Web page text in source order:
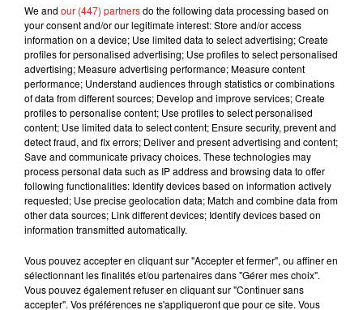
normalement, nous devons démarrer début 2020", a confié
l'actrice française au journalMidi Libre. Si la comédienne n'a
donné aucune autre information supplémentaire quant à ce
nouveau projet télévisuel, les fans deGame of Thrones
pourront enfin retrouver Nikolaj Coster-Waldau sur le petit
écran après la fin de leur série favorite diffusée au printemps
dernier sur HBO.
Musique
7 août 2026
Julien Lieb s’essaye à la vie de chatelain
dans son nouveau clip
We and our (447) partnersdo the following data processing based on
your consent and/or our legitimate interest: Store and/or access
information on a device; Use limited data to select advertising; Create
profiles for personalised advertising; Use profiles to select personalised
advertising; Measure advertising performance; Measure content
performance; Understand audiences through statistics or combinations
of data from different sources; Develop and improve services; Create
profiles to personalise content; Use profiles to select personalised
content; Use limited data to select content; Ensure security, prevent and
detect fraud, and fix errors; Deliver and present advertising and content;
Save and communicate privacy choices. These technologies may
process personal data such as IP address and browsing data to offer
following functionalities: Identify devices based on information actively
requested; Use precise geolocation data; Match and combine data from
other data sources; Link different devices; Identify devices based on
information transmitted automatically.
Vous pouvez accepter en cliquant sur "Accepter et fermer", ou affiner en
sélectionnant les finalités et/ou partenaires dans "Gérer mes choix".
Vous pouvez également refuser en cliquant sur "Continuer sans
accepter". Vos préférences ne s'appliqueront que pour ce site. Vous